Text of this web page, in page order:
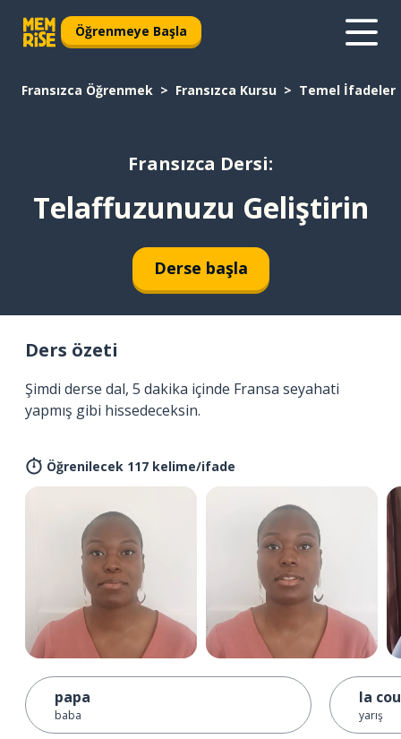
Öğrenmeye Başla
Fransızca Öğrenmek Fransızca Kursu Temel İfadeler
Fransızca Dersi:
Telaffuzunuzu Geliştirin
Derse başla
Ders özeti
Şimdi derse dal, 5 dakika içinde Fransa seyahati
yapmış gibi hissedeceksin.
Öğrenilecek 117 kelime/ifade
papa
baba
la
yarış